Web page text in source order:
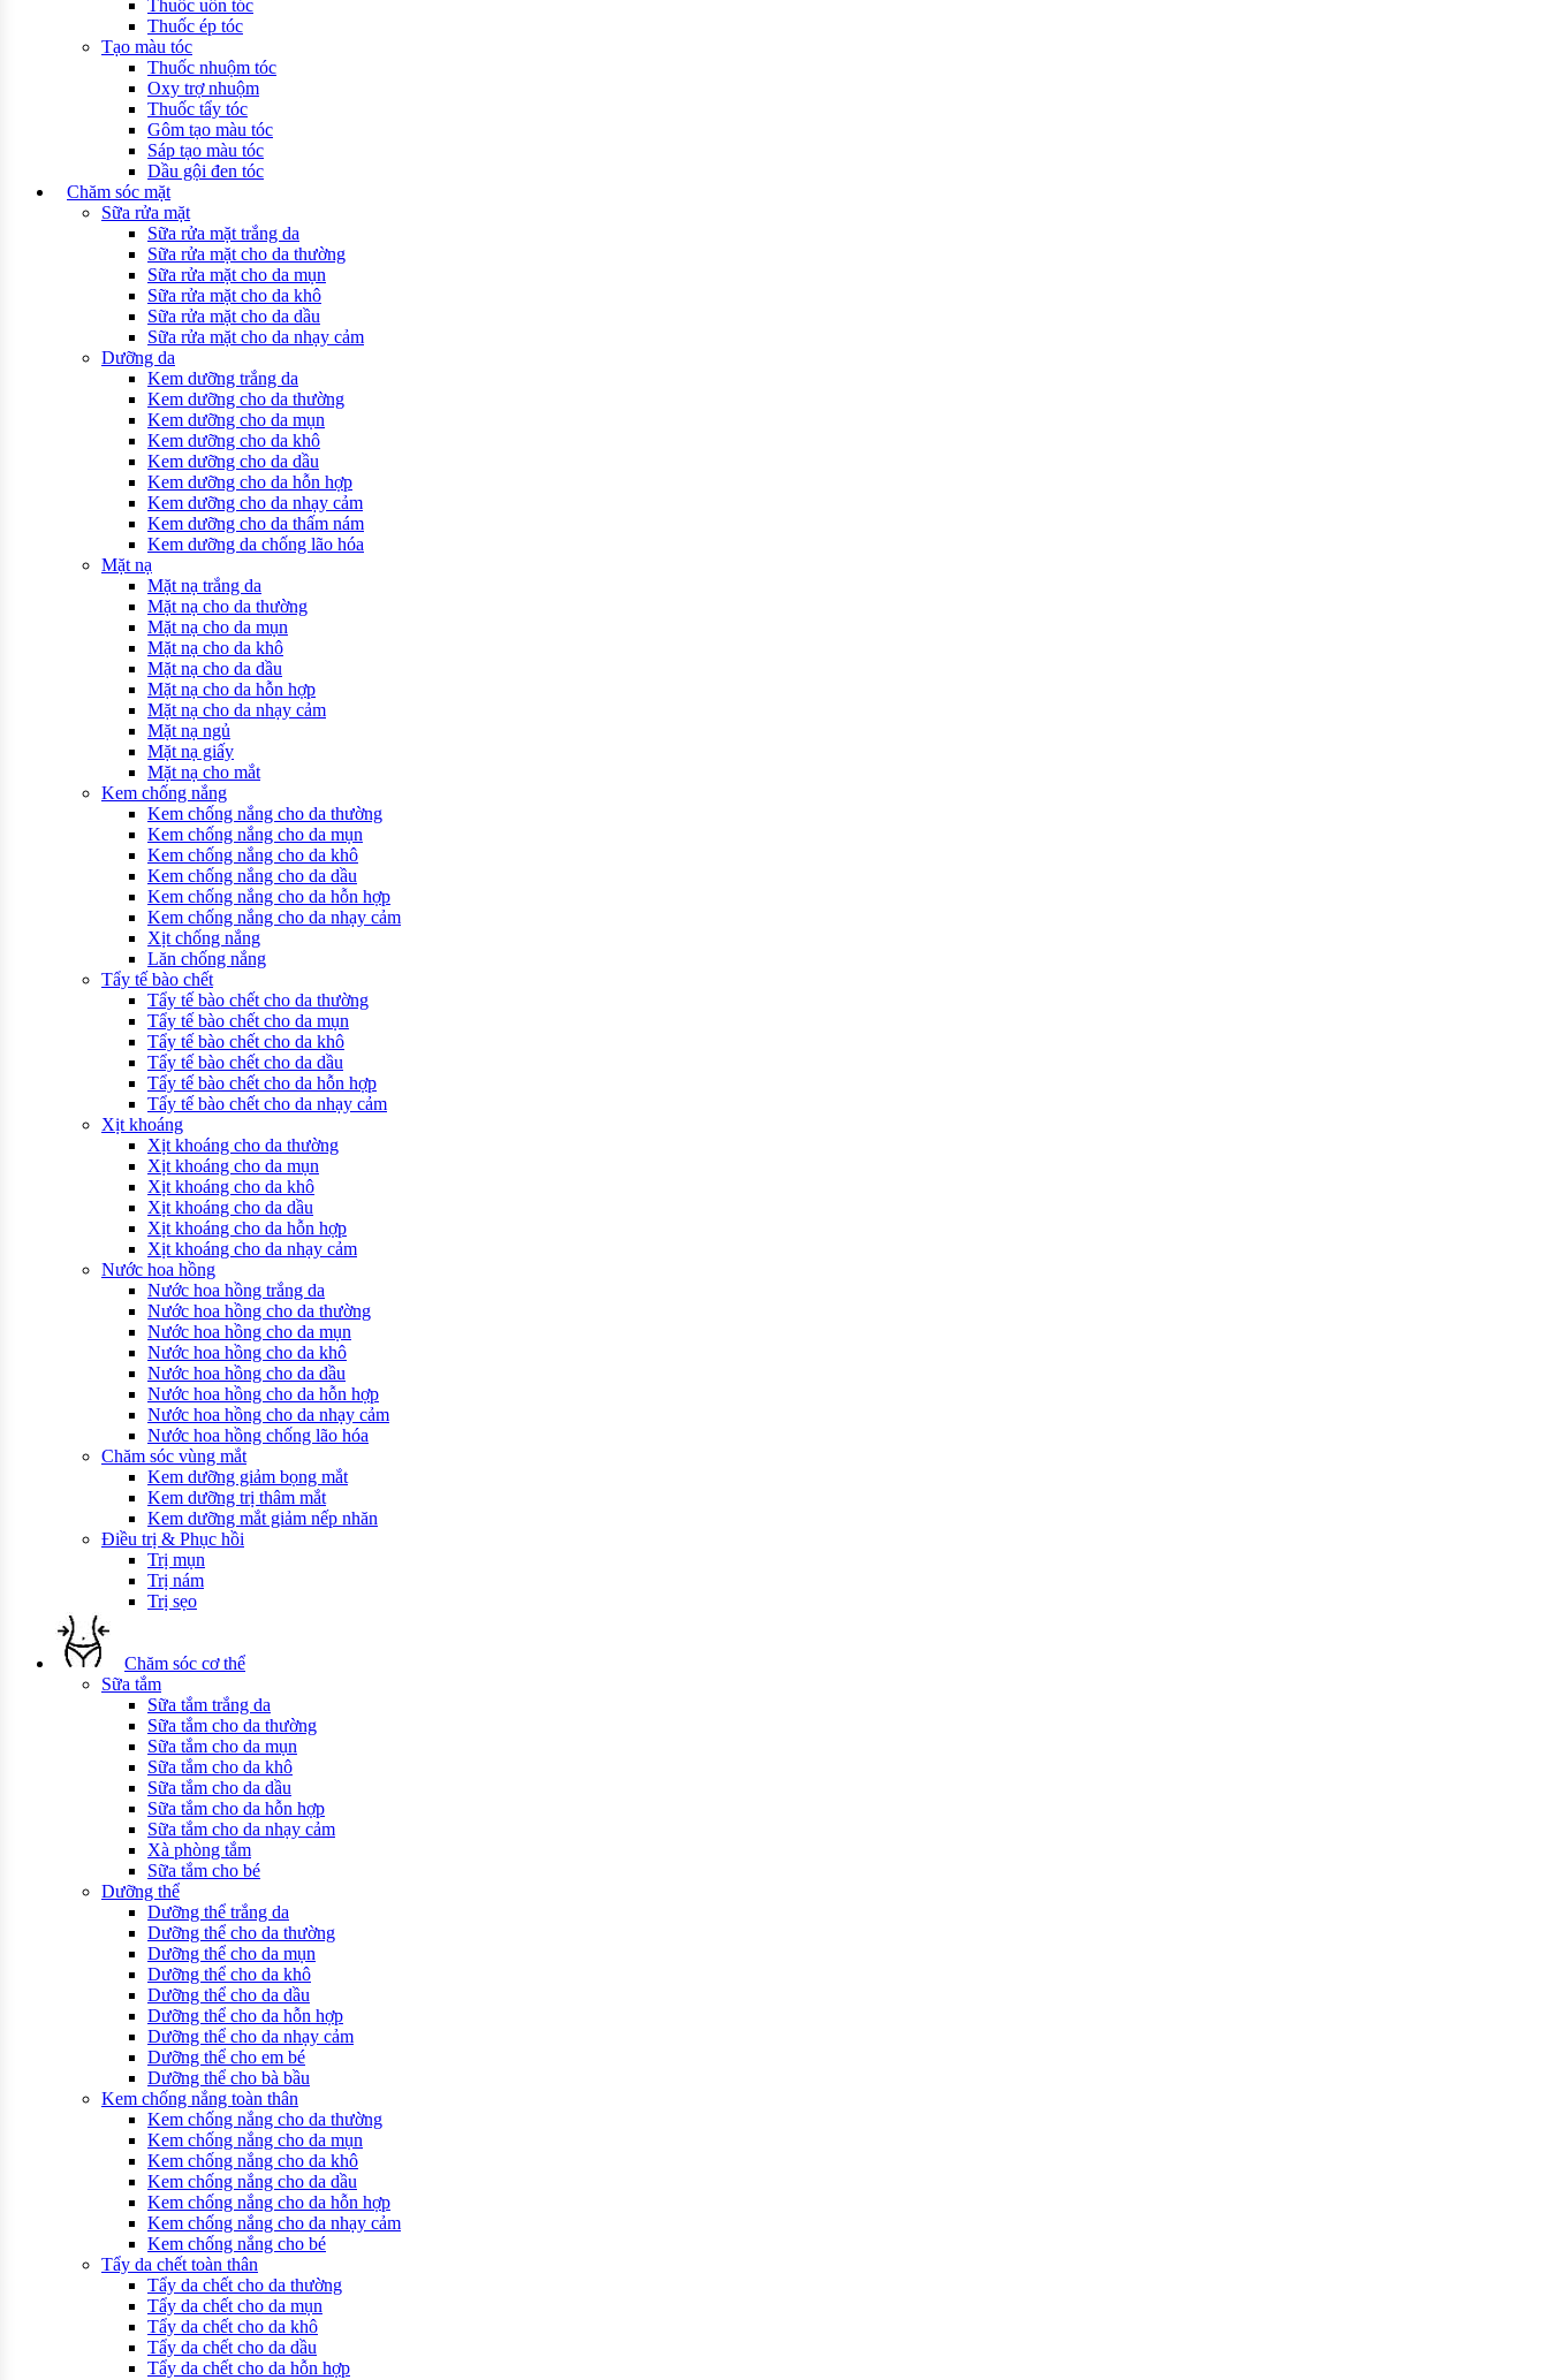
Thuốc uốn tóc
Thuốc ép tóc
Tạo màu tóc
Thuốc nhuộm tóc
Oxy trợ nhuộm
Thuốc tẩy tóc
Gôm tạo màu tóc
Sáp tạo màu tóc
Dầu gội đen tóc
Chăm sóc mặt
Sữa rửa mặt
Sữa rửa mặt trắng da
Sữa rửa mặt cho da thường
Sữa rửa mặt cho da mụn
Sữa rửa mặt cho da khô
Sữa rửa mặt cho da dầu
Sữa rửa mặt cho da nhạy cảm
Dưỡng da
Kem dưỡng trắng da
Kem dưỡng cho da thường
Kem dưỡng cho da mụn
Kem dưỡng cho da khô
Kem dưỡng cho da dầu
Kem dưỡng cho da hỗn hợp
Kem dưỡng cho da nhạy cảm
Kem dưỡng cho da thấm nám
Kem dưỡng da chống lão hóa
Mặt nạ
Mặt nạ trắng da
Mặt nạ cho da thường
Mặt nạ cho da mụn
Mặt nạ cho da khô
Mặt nạ cho da dầu
Mặt nạ cho da hỗn hợp
Mặt nạ cho da nhạy cảm
Mặt nạ ngủ
Mặt nạ giấy
Mặt nạ cho mắt
Kem chống nắng
Kem chống nắng cho da thường
Kem chống nắng cho da mụn
Kem chống nắng cho da khô
Kem chống nắng cho da dầu
Kem chống nắng cho da hỗn hợp
Kem chống nắng cho da nhạy cảm
Xịt chống nắng
Lăn chống nắng
Tẩy tế bào chết
Tẩy tế bào chết cho da thường
Tẩy tế bào chết cho da mụn
Tẩy tế bào chết cho da khô
Tẩy tế bào chết cho da dầu
Tẩy tế bào chết cho da hỗn hợp
Tẩy tế bào chết cho da nhạy cảm
Xịt khoáng
Xịt khoáng cho da thường
Xịt khoáng cho da mụn
Xịt khoáng cho da khô
Xịt khoáng cho da dầu
Xịt khoáng cho da hỗn hợp
Xịt khoáng cho da nhạy cảm
Nước hoa hồng
Nước hoa hồng trắng da
Nước hoa hồng cho da thường
Nước hoa hồng cho da mụn
Nước hoa hồng cho da khô
Nước hoa hồng cho da dầu
Nước hoa hồng cho da hỗn hợp
Nước hoa hồng cho da nhạy cảm
Nước hoa hồng chống lão hóa
Chăm sóc vùng mắt
Kem dưỡng giảm bọng mắt
Kem dưỡng trị thâm mắt
Kem dưỡng mắt giảm nếp nhăn
Điều trị & Phục hồi
Trị mụn
Trị nám
Trị sẹo
Chăm sóc cơ thể
Sữa tắm
Sữa tắm trắng da
Sữa tắm cho da thường
Sữa tắm cho da mụn
Sữa tắm cho da khô
Sữa tắm cho da dầu
Sữa tắm cho da hỗn hợp
Sữa tắm cho da nhạy cảm
Xà phòng tắm
Sữa tắm cho bé
Dưỡng thể
Dưỡng thể trắng da
Dưỡng thể cho da thường
Dưỡng thể cho da mụn
Dưỡng thể cho da khô
Dưỡng thể cho da dầu
Dưỡng thể cho da hỗn hợp
Dưỡng thể cho da nhạy cảm
Dưỡng thể cho em bé
Dưỡng thể cho bà bầu
Kem chống nắng toàn thân
Kem chống nắng cho da thường
Kem chống nắng cho da mụn
Kem chống nắng cho da khô
Kem chống nắng cho da dầu
Kem chống nắng cho da hỗn hợp
Kem chống nắng cho da nhạy cảm
Kem chống nắng cho bé
Tẩy da chết toàn thân
Tẩy da chết cho da thường
Tẩy da chết cho da mụn
Tẩy da chết cho da khô
Tẩy da chết cho da dầu
Tẩy da chết cho da hỗn hợp